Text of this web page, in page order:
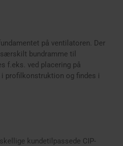
på ventilatoren. Der
bundramme til
f.eks. ved placering på
profilkonstruktion og findes i
kundetilpassede CIP-